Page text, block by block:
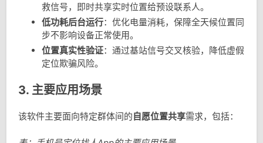
救信号，即时共享实时位置给预设联系人。
低功耗后台运行：优化电量消耗，保障全天候位置同
步不影响设备正常使用。
位置真实性验证：通过基站信号交叉核验，降低虚假
定位欺骗风险。
3. 主要应用场景
该软件主要面向特定群体间的自愿位置共享需求，包括：